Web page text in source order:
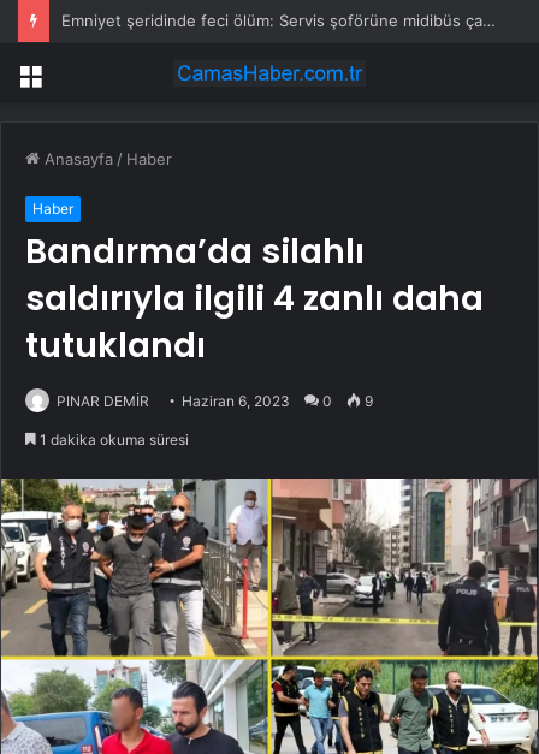
Emniyet şeridinde feci ölüm: Servis şoförüne midibüs çarptı
Menü
Anasayfa / Haber
Haber
Bandırma’da silahlı
saldırıyla ilgili 4 zanlı daha
tutuklandı
PINAR DEMİR Haziran 6, 2023 0 9
1 dakika okuma süresi